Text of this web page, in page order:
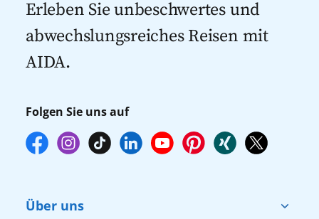
Ihrer Lieblingsausflüge vor Reisebeginn
online über myAIDA vorzunehmen.
Erleben Sie unbeschwertes und
abwechslungsreiches Reisen mit
AIDA.
Folgen Sie uns auf
Über uns